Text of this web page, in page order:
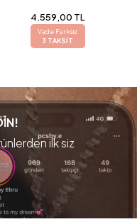
4.559,00 TL
Vade Farksız
3 TAKSİT
ilk siz